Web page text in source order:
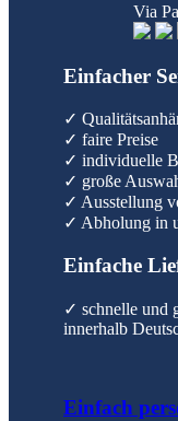
Via
Einfacher
✓
✓ faire Preise
✓ individuelle
✓ große
✓ Ausstellung
✓ Abholung in
Einfache
✓ schnelle und
innerhalb
Einfach